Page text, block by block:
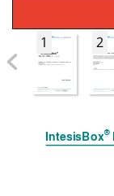
1
2
IntesisBox®